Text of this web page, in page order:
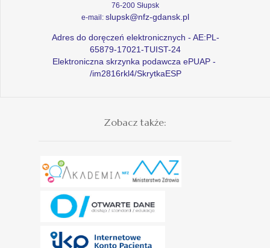
76-200 Słupsk
e-mail: slupsk@nfz-gdansk.pl
Adres do doręczeń elektronicznych - AE:PL-
65879-17021-TUIST-24
Elektroniczna skrzynka podawcza ePUAP -
/im2816rkl4/SkrytkaESP
Zobacz także: